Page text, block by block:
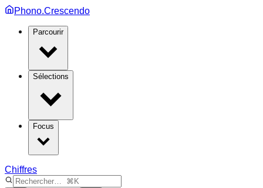
Phono.Crescendo
Parcourir
Sélections
Focus
Chiffres